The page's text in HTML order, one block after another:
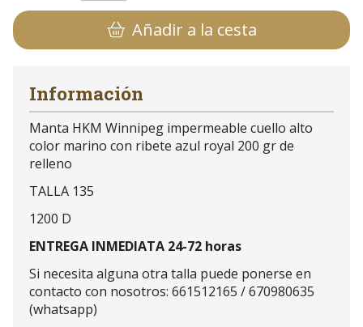
Añadir a la cesta
Información
Manta HKM Winnipeg impermeable cuello alto
color marino con ribete azul royal 200 gr de
relleno
TALLA 135
1200 D
ENTREGA INMEDIATA 24-72 horas
Si necesita alguna otra talla puede ponerse en
contacto con nosotros: 661512165 / 670980635
(whatsapp)